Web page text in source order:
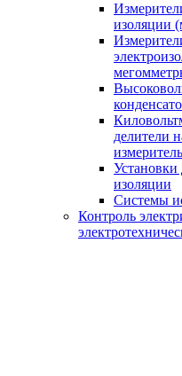
изоляции
делители
изоляции
Системы
Контроль